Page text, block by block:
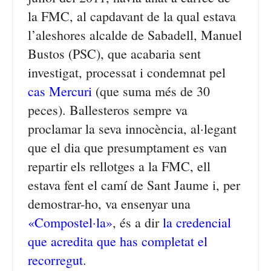
la FMC, al capdavant de la qual estava
l’aleshores alcalde de Sabadell, Manuel
Bustos (PSC), que acabaria sent
investigat, processat i condemnat pel
cas Mercuri (que suma més de 30
peces). Ballesteros sempre va
proclamar la seva innocència, al·legant
que el dia que presumptament es van
repartir els rellotges a la FMC, ell
estava fent el camí de Sant Jaume i, per
demostrar-ho, va ensenyar una
«Compostel·la», és a dirla credencial
que acredita que has completat el
recorregut.